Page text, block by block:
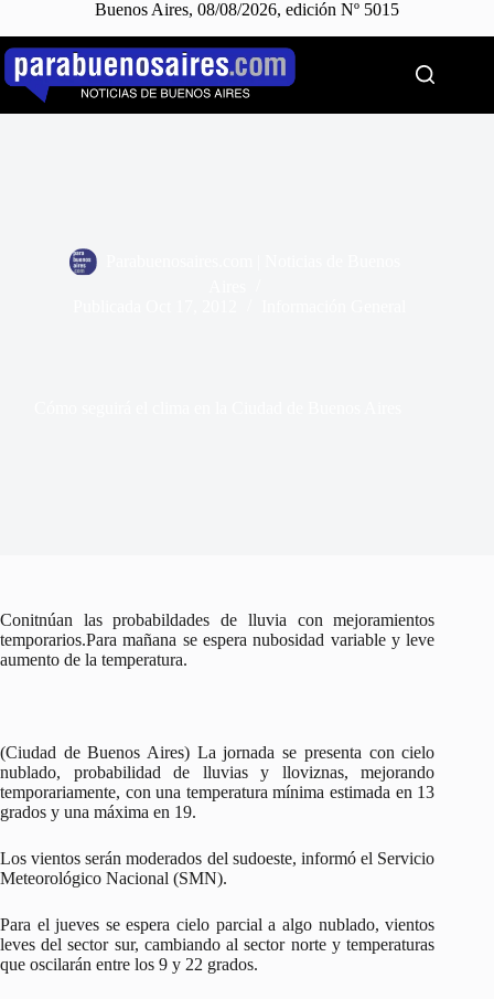
Buenos Aires, 08/08/2026, edición Nº 5015
Saltar
contenido
Conitnúan las probabildades de lluvia con mejoramientos
temporarios.Para mañana se espera nubosidad variable y leve
aumento de la temperatura.
(Ciudad de Buenos Aires) La jornada se presenta con cielo
nublado, probabilidad de lluvias y lloviznas, mejorando
temporariamente, con una temperatura mínima estimada en 13
grados y una máxima en 19.
Los vientos serán moderados del sudoeste, informó el Servicio
Meteorológico Nacional (SMN).
Para el jueves se espera cielo parcial a algo nublado, vientos
leves del sector sur, cambiando al sector norte y temperaturas
que oscilarán entre los 9 y 22 grados.